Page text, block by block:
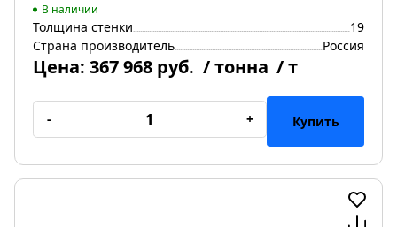
В наличии
Толщина стенки
19
Страна производитель
Россия
Цена: 367 968 руб. / тонна / т
- + Купить